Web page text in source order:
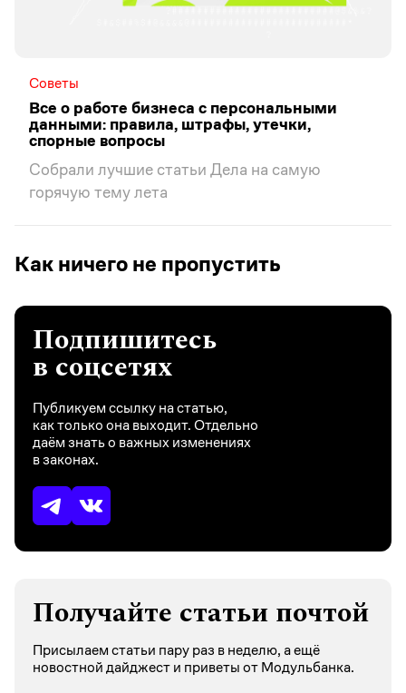
Советы
Все о работе бизнеса с персональными
данными: правила, штрафы, утечки,
спорные вопросы
Собрали лучшие статьи Дела на самую
горячую тему лета
Как ничего не пропустить
Подпишитесь
в соцсетях
Публикуем ссылку на статью,
как только она выходит. Отдельно
даём знать о важных изменениях
в законах.
Получайте статьи почтой
Присылаем статьи пару раз в неделю, а ещё
новостной дайджест и приветы от Модульбанка.